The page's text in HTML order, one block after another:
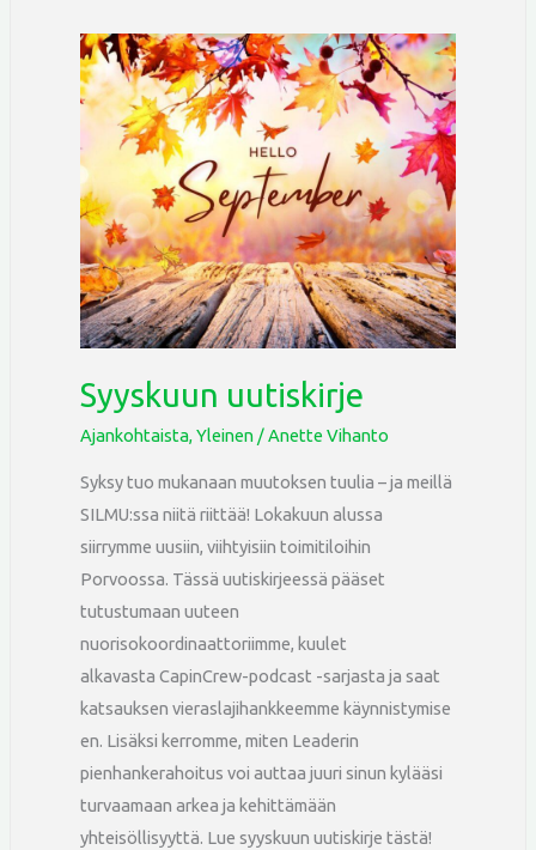
Syyskuun uutiskirje
Ajankohtaista,Yleinen/Anette Vihanto
Syksy tuo mukanaan muutoksen tuulia – ja meillä
SILMU:ssa niitä riittää! Lokakuun alussa
siirrymme uusiin, viihtyisiin toimitiloihin
Porvoossa. Tässä uutiskirjeessä pääset
tutustumaan uuteen
nuorisokoordinaattoriimme, kuulet
alkavasta CapinCrew-podcast -sarjasta ja saat
katsauksen vieraslajihankkeemme käynnistymise
en. Lisäksi kerromme, miten Leaderin
pienhankerahoitus voi auttaa juuri sinun kylääsi
turvaamaan arkea ja kehittämään
yhteisöllisyyttä. Lue syyskuun uutiskirje tästä!
Syyskuun
uutiskirje